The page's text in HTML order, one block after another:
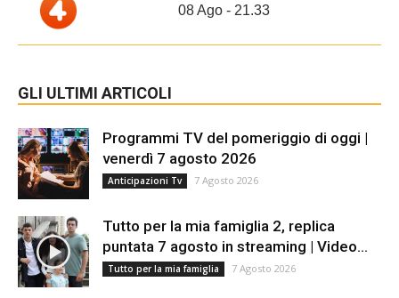
08 Ago - 21.33
GLI ULTIMI ARTICOLI
Programmi TV del pomeriggio di oggi |
venerdì 7 agosto 2026
Anticipazioni Tv 7 Agosto 2026
Tutto per la mia famiglia 2, replica
puntata 7 agosto in streaming | Video...
Tutto per la mia famiglia 7 Agosto 2026